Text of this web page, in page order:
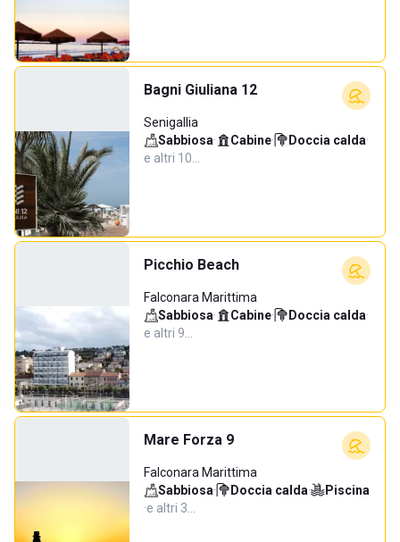
Bagni Giuliana 12
Senigallia
Sabbiosa· Cabine· Doccia calda·
e altri 10…
Picchio Beach
Falconara Marittima
Sabbiosa· Cabine· Doccia calda·
e altri 9…
Mare Forza 9
Falconara Marittima
Sabbiosa· Doccia calda·
Piscina
·e altri 3…